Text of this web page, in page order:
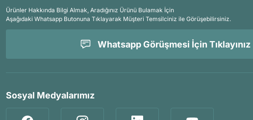
Ürünler Hakkında Bilgi Almak, Aradığınız Ürünü Bulamak İçin
Aşağıdaki Whatsapp Butonuna Tıklayarak Müşteri Temsilciniz ile Görüşebilirsiniz.
Whatsapp Görüşmesi İçin Tıklayınız
Sosyal Medyalarımız